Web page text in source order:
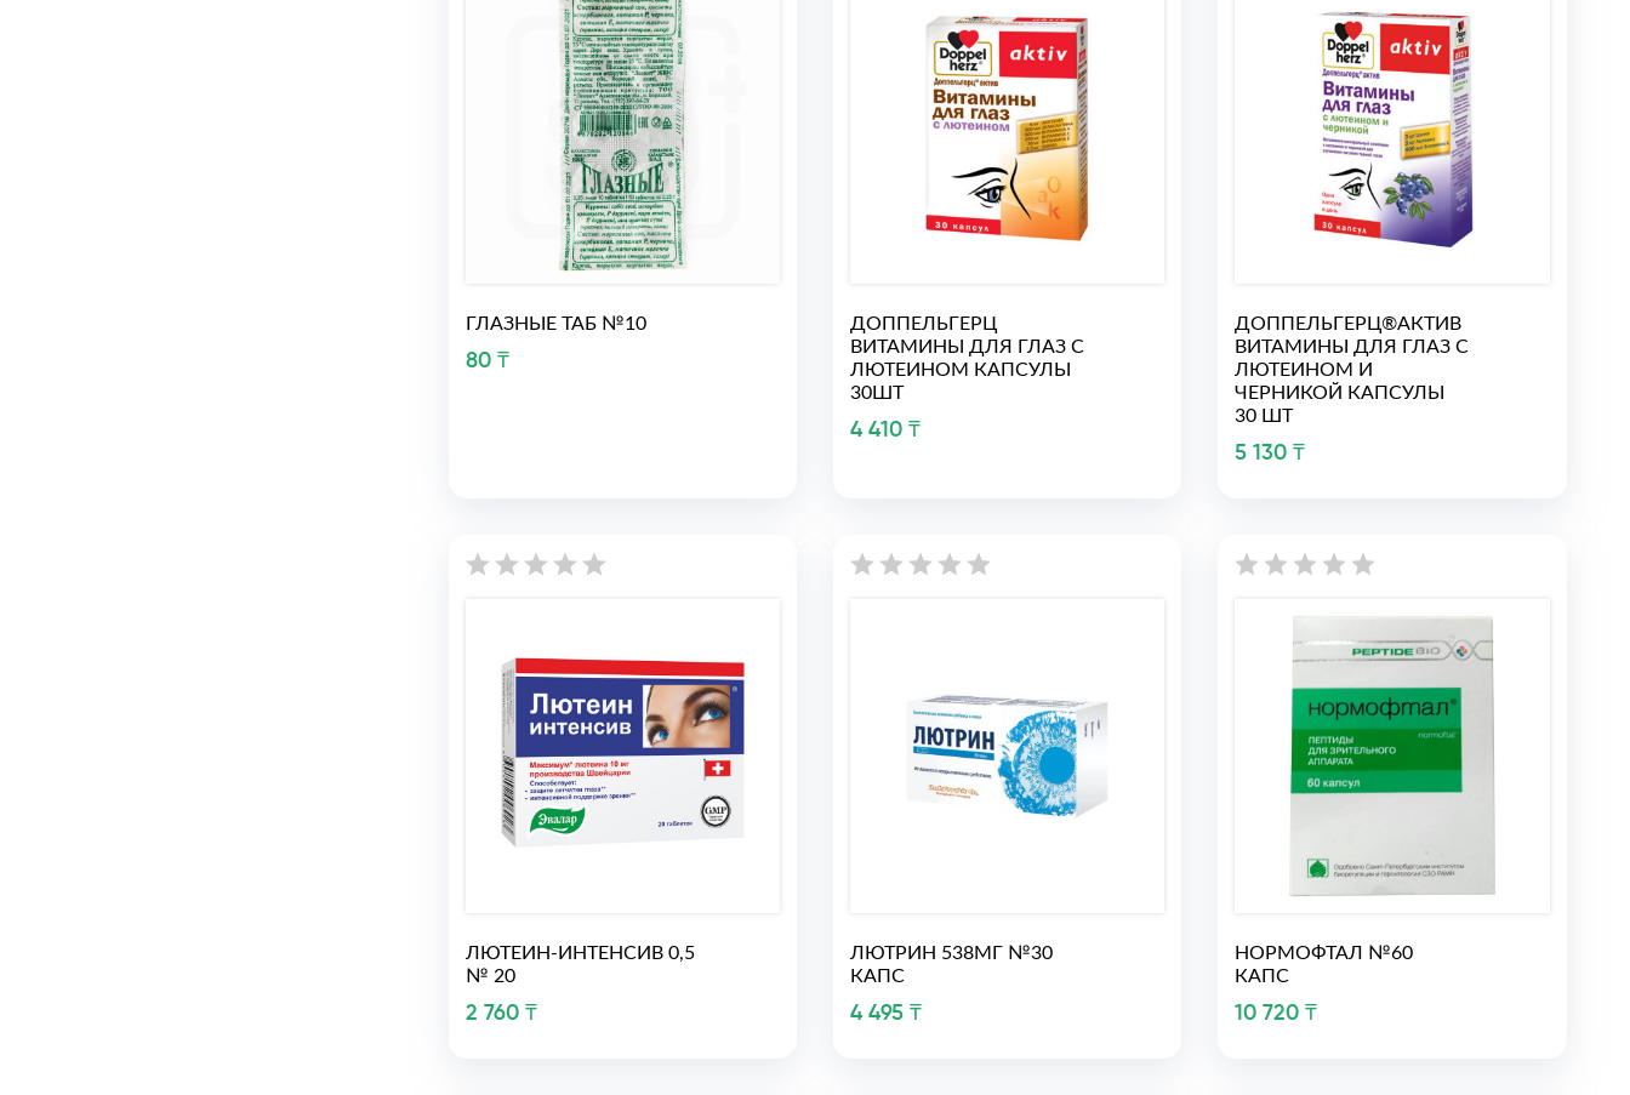
ГЛАЗНЫЕ ТАБ №10
80 ₸
ДОППЕЛЬГЕРЦ
ВИТАМИНЫ ДЛЯ ГЛАЗ С
ЛЮТЕИНОМ КАПСУЛЫ
30ШТ
4 410 ₸
ДОППЕЛЬГЕРЦ®АКТИВ
ВИТАМИНЫ ДЛЯ ГЛАЗ С
ЛЮТЕИНОМ И
ЧЕРНИКОЙ КАПСУЛЫ
30 ШТ
5 130 ₸
ЛЮТЕИН-ИНТЕНСИВ 0,5
№ 20
2 760 ₸
ЛЮТРИН 538МГ №30
КАПС
4 495 ₸
НОРМОФТАЛ №60
КАПС
10 720 ₸